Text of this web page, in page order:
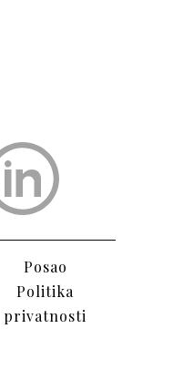
Posao
Politika
privatnosti